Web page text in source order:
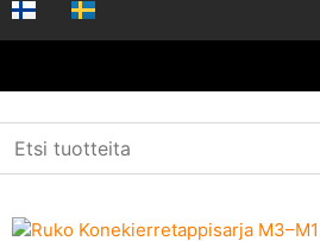
Etusivu Koneet ja työkalut